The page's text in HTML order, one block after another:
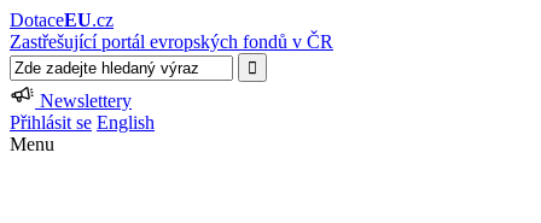
DotaceEU.cz
Zastřešující portál evropských fondů v ČR
Newslettery
Přihlásit se English
Menu